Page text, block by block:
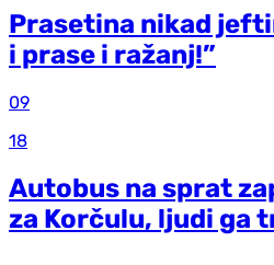
Prasetina nikad
i prase i ražanj!”
09
18
Autobus na sprat
za Korčulu, ljudi ga